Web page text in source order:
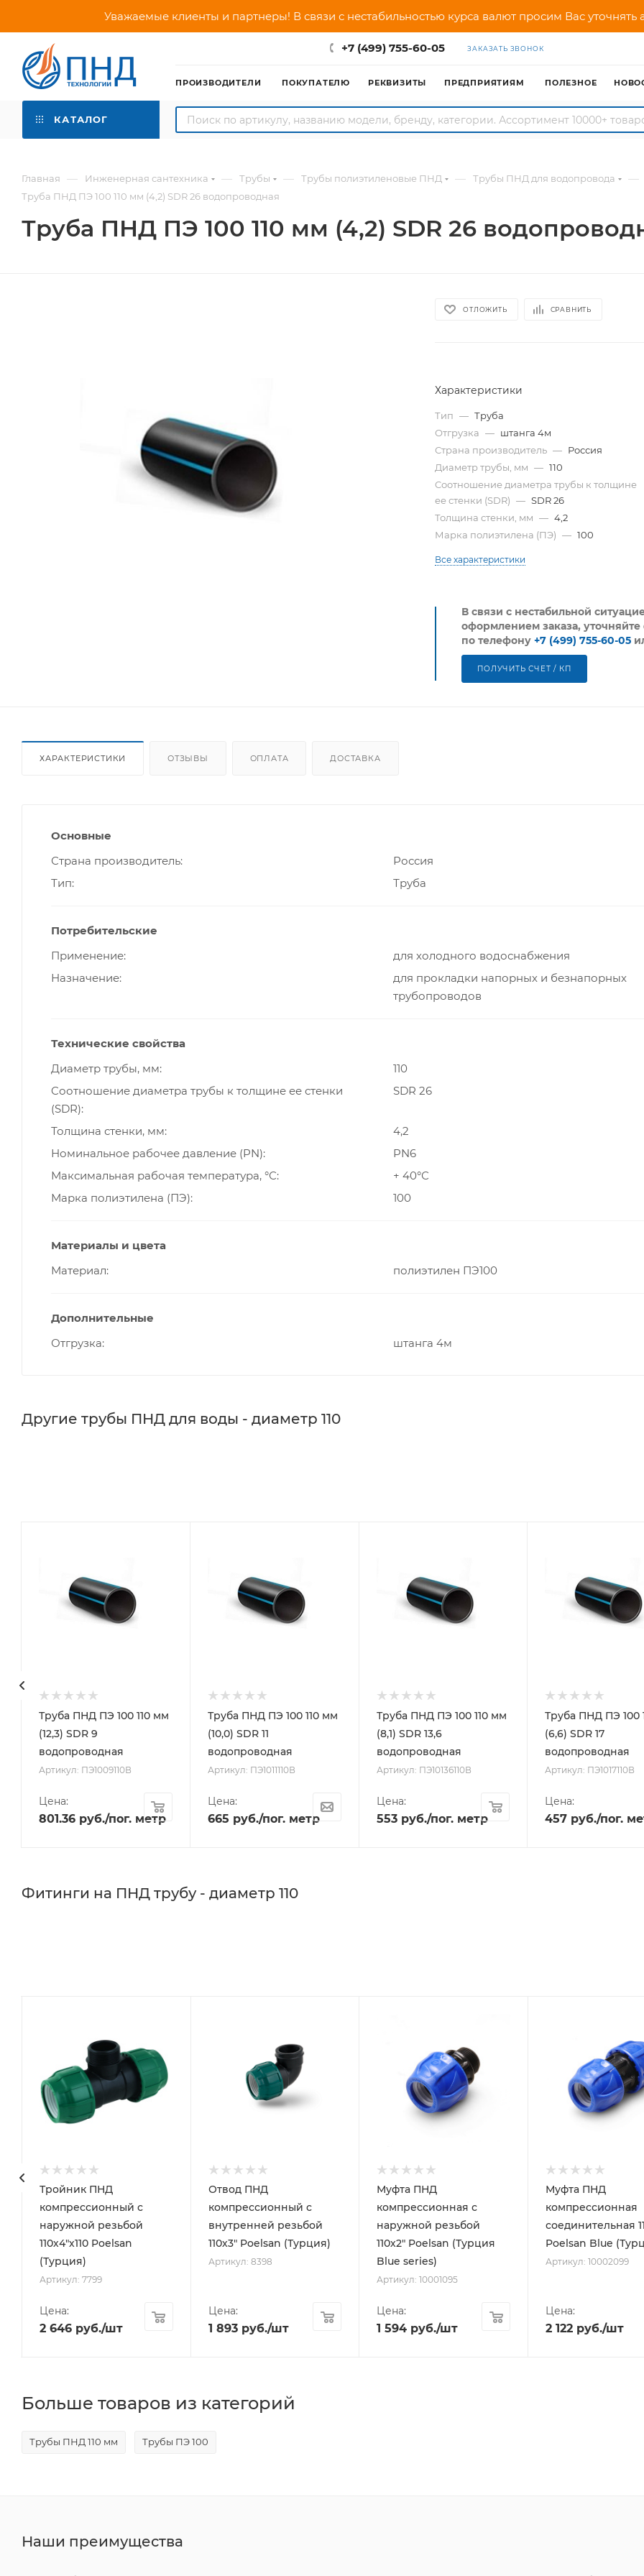
Уважаемые клиенты и партнеры! В связи с нестабильностью курса валют просим Вас
+7 (499) 755-60-05 ЗАКАЗАТЬ ЗВОНОК
ПРОИЗВОДИТЕЛИ ПОКУПАТЕЛЮ РЕКВИЗИТЫ ПРЕДПРИЯТИЯМ ПОЛЕЗНОЕ
КАТАЛОГ
Главная — Инженерная сантехника — Трубы — Трубы полиэтиленовые ПНД — Трубы ПНД для водопровода —
Труба ПНД ПЭ 100 110 мм (4,2) SDR 26 водопроводная
Труба ПНД ПЭ 100 110 мм (4,2) SDR 26
ОТЛОЖИТЬ СРАВНИТЬ
Характеристики
Тип — Труба
Отгрузка — штанга 4м
Страна производитель — Россия
Диаметр трубы, мм — 110
Cоотношение диаметра трубы к толщине
ее стенки (SDR) — SDR 26
Толщина стенки, мм — 4,2
Марка полиэтилена (ПЭ) — 100
Все характеристики
В связи с нестабильной
оформлением заказа, уточняйте
по телефону+7 (499) 755-60-05
ПОЛУЧИТЬ СЧЕТ / КП
ХАРАКТЕРИСТИКИ ОТЗЫВЫ ОПЛАТА ДОСТАВКА
Основные
Страна производитель
Россия
Тип
Труба
Потребительские
Применение
для холодного водоснабжения
Назначение
для прокладки напорных и безнапорных
трубопроводов
Технические свойства
Диаметр трубы, мм
110
Cоотношение диаметра трубы к толщине ее стенки
(SDR)
SDR 26
Толщина стенки, мм
4,2
Номинальное рабочее давление (PN)
PN6
Максимальная рабочая температура, °С
+ 40°С
Марка полиэтилена (ПЭ)
100
Материалы и цвета
Материал
полиэтилен ПЭ100
Дополнительные
Отгрузка
штанга 4м
Другие трубы ПНД для воды - диаметр 110
Труба ПНД ПЭ 100 110 мм
(12,3) SDR 9
водопроводная
Артикул: ПЭ1009110В
Цена:
801.36 руб./пог. метр
Труба ПНД ПЭ 100 110 мм
(10,0) SDR 11
водопроводная
Артикул: ПЭ1011110В
Цена:
665 руб./пог. метр
Труба ПНД ПЭ 100 110 мм
(8,1) SDR 13,6
водопроводная
Артикул: ПЭ10136110В
Цена:
553руб./пог. метр
Труба ПНД ПЭ 100
(6,6) SDR 17
водопроводная
Артикул: ПЭ1017110В
Цена:
457 руб./пог.
Фитинги на ПНД трубу - диаметр 110
Тройник ПНД
компрессионный с
наружной резьбой
110х4"х110 Poelsan
(Турция)
Артикул: 7799
Цена:
2 646руб./шт
Отвод ПНД
компрессионный с
внутренней резьбой
110х3" Poelsan (Турция)
Артикул: 8398
Цена:
1 893руб./шт
Муфта ПНД
компрессионная с
наружной резьбой
110х2" Poelsan (Турция
Blue series)
Артикул: 10001095
Цена:
1 594 руб./шт
Муфта ПНД
компрессионная
соединительная
Poelsan Blue
Артикул: 10002099
Цена:
2 122 руб./шт
Больше товаров из категорий
Трубы ПНД 110 мм Трубы ПЭ 100
Наши преимущества